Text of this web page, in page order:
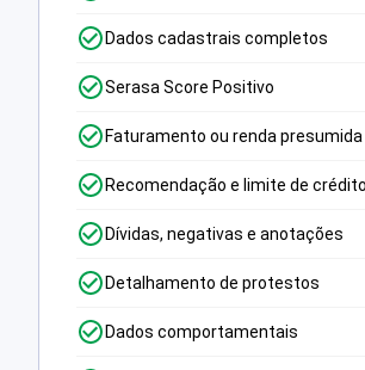
Dados cadastrais completos
Serasa Score Positivo
Faturamento ou renda presumida
Recomendação e limite de crédito
Dívidas, negativas e anotações
Detalhamento de protestos
Dados comportamentais